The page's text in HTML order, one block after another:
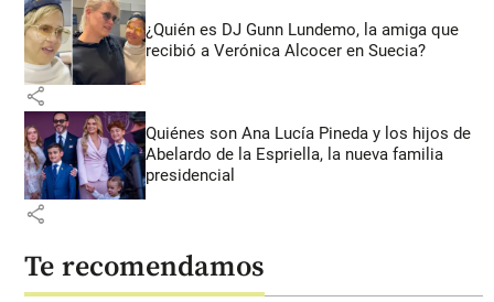
¿Quién es DJ Gunn Lundemo, la amiga que
recibió a Verónica Alcocer en Suecia?
share
Quiénes son Ana Lucía Pineda y los hijos de
Abelardo de la Espriella, la nueva familia
presidencial
share
Te recomendamos